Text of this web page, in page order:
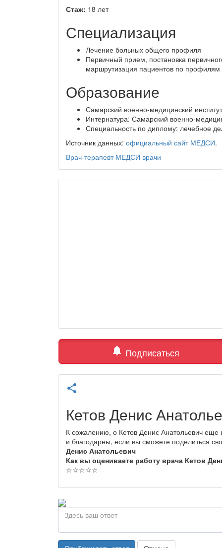
Стаж: 18 лет
Специализация
Лечение больных общего профиля
Первичный прием, постановка
маршрутизация пациентов по профилям
Образование
Самарский военно-медицинский
Интернатура: Самарский военно-
Специальность по диплому: лечебное
Источник данных: официальный сайт МЕДСИ.
Врач-терапевт МЕДСИ врачи
notifications Подписаться
share
Кетов Денис
К сожалению, о Кетов Денис Анатольевич
и благодарны, если вы сможете поделиться
Денис Анатольевич
Как вы оцениваете работу врача Кетов
☆☆☆☆☆